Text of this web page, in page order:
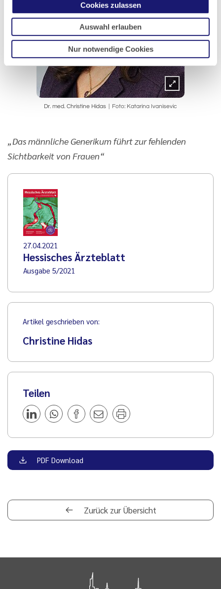
Cookies zulassen
Auswahl erlauben
Nur notwendige Cookies
Dr. med. Christine Hidas Foto: Katarina Ivanisevic
„Das männliche Generikum führt zur fehlenden
Sichtbarkeit von Frauen“
27.04.2021
Hessisches Ärzteblatt
Ausgabe 5/2021
Artikel geschrieben von:
Christine Hidas
Teilen
PDF Download
Zurück zur Übersicht